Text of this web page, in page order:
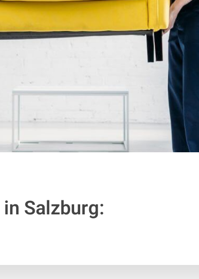
in Salzburg: